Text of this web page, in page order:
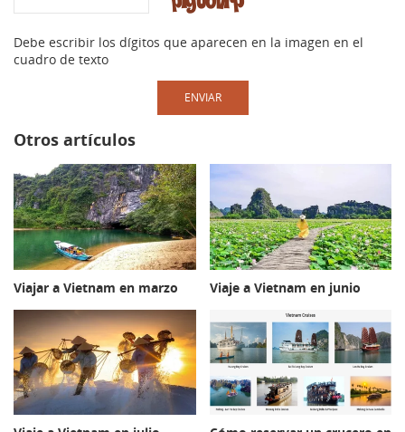
Debe escribir los dígitos que aparecen en la imagen en el
cuadro de texto
ENVIAR
Otros artículos
Viajar a Vietnam en marzo Viaje a Vietnam en junio